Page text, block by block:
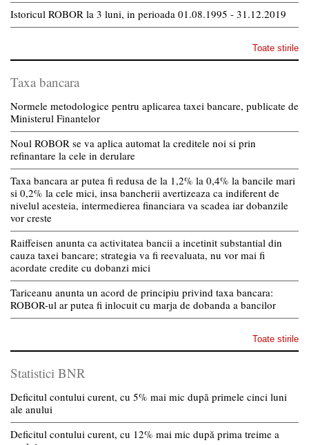
Istoricul ROBOR la 3 luni, in perioada 01.08.1995 - 31.12.2019
Toate stirile
Taxa bancara
Normele metodologice pentru aplicarea taxei bancare, publicate de
Ministerul Finantelor
Noul ROBOR se va aplica automat la creditele noi si prin
refinantare la cele in derulare
Taxa bancara ar putea fi redusa de la 1,2% la 0,4% la bancile mari
si 0,2% la cele mici, insa bancherii avertizeaza ca indiferent de
nivelul acesteia, intermedierea financiara va scadea iar dobanzile
vor creste
Raiffeisen anunta ca activitatea bancii a incetinit substantial din
cauza taxei bancare; strategia va fi reevaluata, nu vor mai fi
acordate credite cu dobanzi mici
Tariceanu anunta un acord de principiu privind taxa bancara:
ROBOR-ul ar putea fi inlocuit cu marja de dobanda a bancilor
Toate stirile
Statistici BNR
Deficitul contului curent, cu 5% mai mic după primele cinci luni
ale anului
Deficitul contului curent, cu 12% mai mic după prima treime a